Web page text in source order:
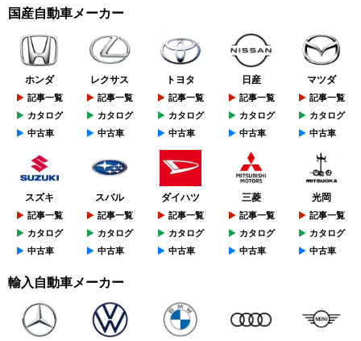
国産自動車メーカー
ホンダ
記事一覧
カタログ
中古車
レクサス
記事一覧
カタログ
中古車
トヨタ
記事一覧
カタログ
中古車
日産
記事一覧
カタログ
中古車
マツダ
記事一覧
カタログ
中古車
スズキ
記事一覧
カタログ
中古車
スバル
記事一覧
カタログ
中古車
ダイハツ
記事一覧
カタログ
中古車
三菱
記事一覧
カタログ
中古車
光岡
記事一覧
カタログ
中古車
輸入自動車メーカー